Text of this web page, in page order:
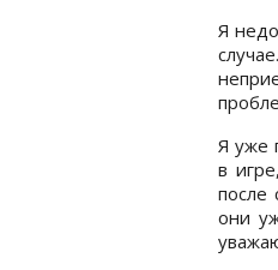
Я
Я уже
в
после
они